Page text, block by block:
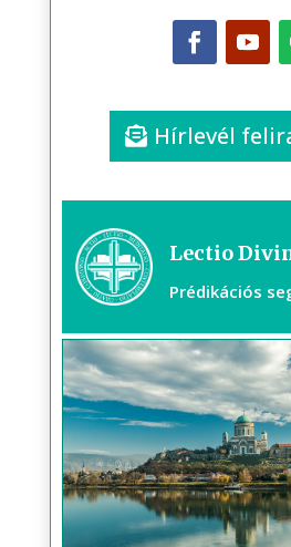
Hírlevél
Lectio
Prédikációs